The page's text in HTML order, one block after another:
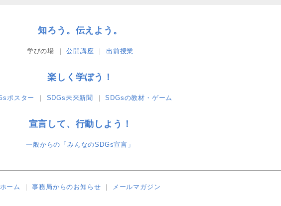
知ろう。伝えよう。
学びの場 公開講座 出前授業
楽しく学ぼう！
ポスター SDGs未来新聞 SDGsの教材・ゲーム
宣言して、行動しよう！
一般からの「みんなのSDGs宣言」
ホーム 事務局からのお知らせ メールマガジン